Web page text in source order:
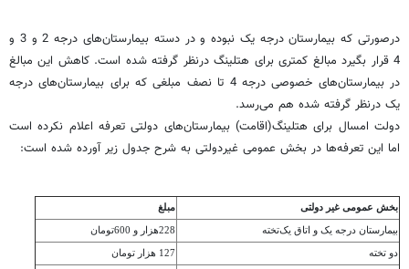
درصورتی که بیمارستان درجه یک نبوده و در دسته بیمارستان‌های درجه 2 و 3 و
4 قرار بگیرد مبالغ کمتری برای هتلینگ درنظر گرفته شده است. کاهش این مبالغ
در بیمارستان‌های خصوصی درجه 4 تا نصف مبلغی که برای بیمارستان‌های درجه
یک درنظر گرفته شده هم می‌رسد.
دولت امسال برای هتلینگ(اقامت) بیمارستان‌های دولتی تعرفه اعلام نکرده است
اما این تعرفه‌ها در بخش عمومی غیردولتی به شرح جدول زیر آورده شده است:
بخش عمومی غیر دولتی مبلغ
بیمارستان درجه یک و اتاق یک‌تخته 228هزار و 600تومان
دو تخته 127 هزار تومان